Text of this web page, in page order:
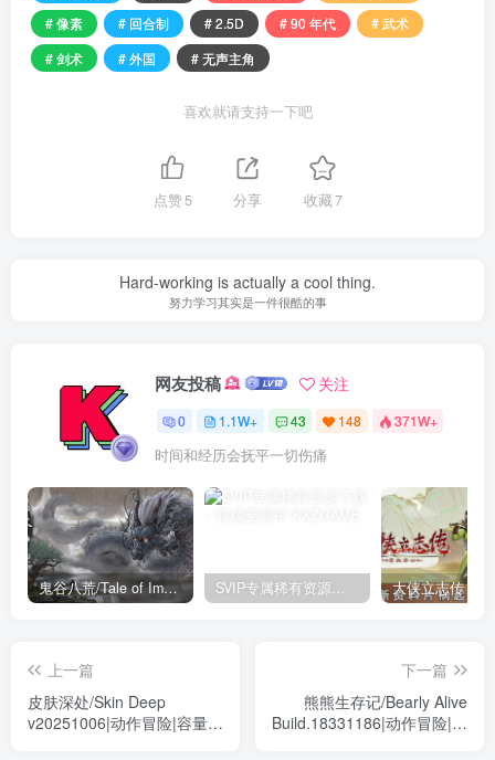
# 像素
# 回合制 # 2.5D # 90 年代
# 武术
# 剑术
# 外国 # 无声主角
喜欢就请支持一下吧
点赞5 分享 收藏7
Hard-working is actually a cool thing.
努力学习其实是一件很酷的事
网友投稿 关注
0 1.1W+ 43 148 371W+
时间和经历会抚平一切伤痛
鬼谷八荒/Tale of Immortal v1.2.105.259|角色扮演|容量27.4GB|免安装绿色中文版 SVIP专属稀有资源下载 – 持续更新中
上一篇
皮肤深处/Skin Deep
v20251006|动作冒险|容量
下一篇
熊熊生存记/Bearly Alive
Build.18331186|动作冒险|容